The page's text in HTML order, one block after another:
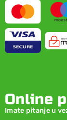
Online
Imate pitanje u